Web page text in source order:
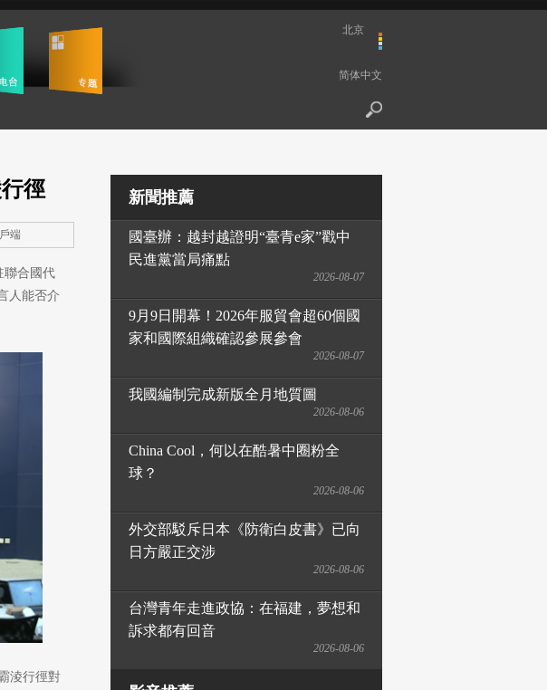
北京
简体中文
徑
端
聯合國代
人能否介
淩行徑對
新聞推薦
國臺辦：越封越證明“臺青e家”戳中
民進黨當局痛點
2026-08-07
9月9日開幕！2026年服貿會超60個國
家和國際組織確認參展參會
2026-08-07
我國編制完成新版全月地質圖
2026-08-06
China Cool，何以在酷暑中圈粉全
球？
2026-08-06
外交部駁斥日本《防衛白皮書》已向
日方嚴正交涉
2026-08-06
台灣青年走進政協：在福建，夢想和
訴求都有回音
2026-08-06